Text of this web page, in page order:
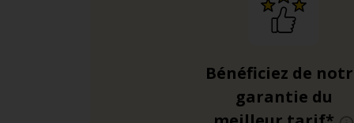
Bénéficiez de
garantie du